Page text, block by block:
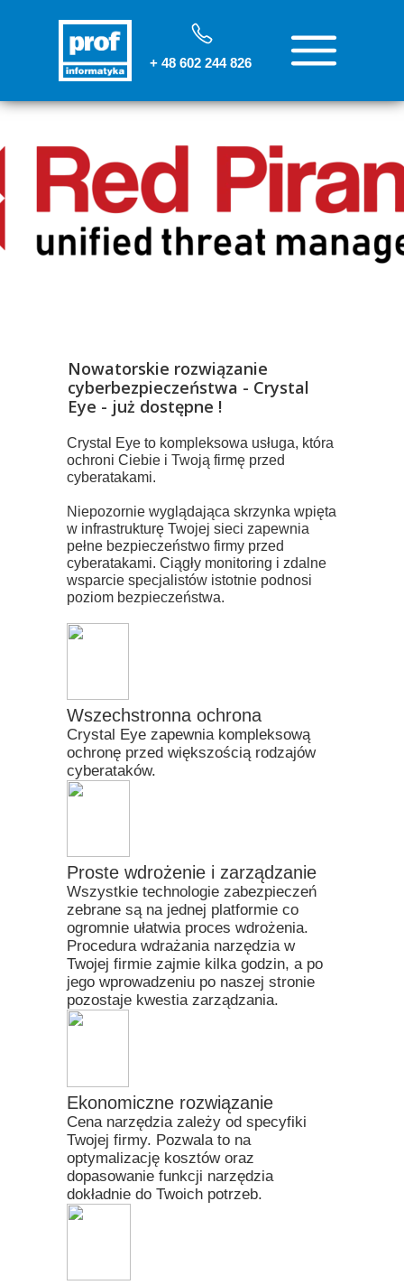
+ 48 602 244 826
Nowatorskie rozwiązanie
cyberbezpieczeństwa - Crystal
Eye - już dostępne !
Crystal Eye to kompleksowa usługa, która
ochroni Ciebie i Twoją firmę przed
cyberatakami.
Niepozornie wyglądająca skrzynka wpięta
w infrastrukturę Twojej sieci zapewnia
pełne bezpieczeństwo firmy przed
cyberatakami. Ciągły monitoring i zdalne
wsparcie specjalistów istotnie podnosi
poziom bezpieczeństwa.
Wszechstronna ochrona
Crystal Eye zapewnia kompleksową
ochronę przed większością rodzajów
cyberataków.
Proste wdrożenie i zarządzanie
Wszystkie technologie zabezpieczeń
zebrane są na jednej platformie co
ogromnie ułatwia proces wdrożenia.
Procedura wdrażania narzędzia w
Twojej firmie zajmie kilka godzin, a po
jego wprowadzeniu po naszej stronie
pozostaje kwestia zarządzania.
Ekonomiczne rozwiązanie
Cena narzędzia zależy od specyfiki
Twojej firmy. Pozwala to na
optymalizację kosztów oraz
dopasowanie funkcji narzędzia
dokładnie do Twoich potrzeb.